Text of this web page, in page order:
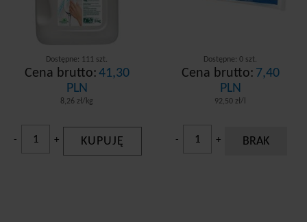
Dostępne: 111 szt.
Cena brutto: 41,30
PLN
8,26 zł/kg
- + KUPUJĘ
Dostępne: 0 szt.
Cena brutto: 7,40
PLN
92,50 zł/l
- + BRAK